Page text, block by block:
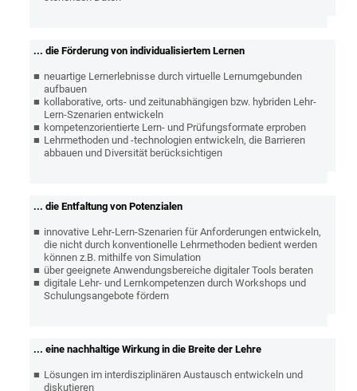
... die Förderung von individualisiertem Lernen
neuartige Lernerlebnisse durch virtuelle Lernumgebunden
aufbauen
kollaborative, orts- und zeitunabhängigen bzw. hybriden Lehr-
Lern-Szenarien entwickeln
kompetenzorientierte Lern- und Prüfungsformate erproben
Lehrmethoden und -technologien entwickeln, die Barrieren
abbauen und Diversität berücksichtigen
... die Entfaltung von Potenzialen
innovative Lehr-Lern-Szenarien für Anforderungen entwickeln,
die nicht durch konventionelle Lehrmethoden bedient werden
können z.B. mithilfe von Simulation
über geeignete Anwendungsbereiche digitaler Tools beraten
digitale Lehr- und Lernkompetenzen durch Workshops und
Schulungsangebote fördern
... eine nachhaltige Wirkung in die Breite der Lehre
Lösungen im interdisziplinären Austausch entwickeln und
diskutieren